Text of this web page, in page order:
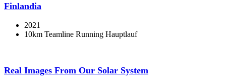
Finlandia
2021
10km Teamline Running Hauptlauf
Real Images From Our Solar System